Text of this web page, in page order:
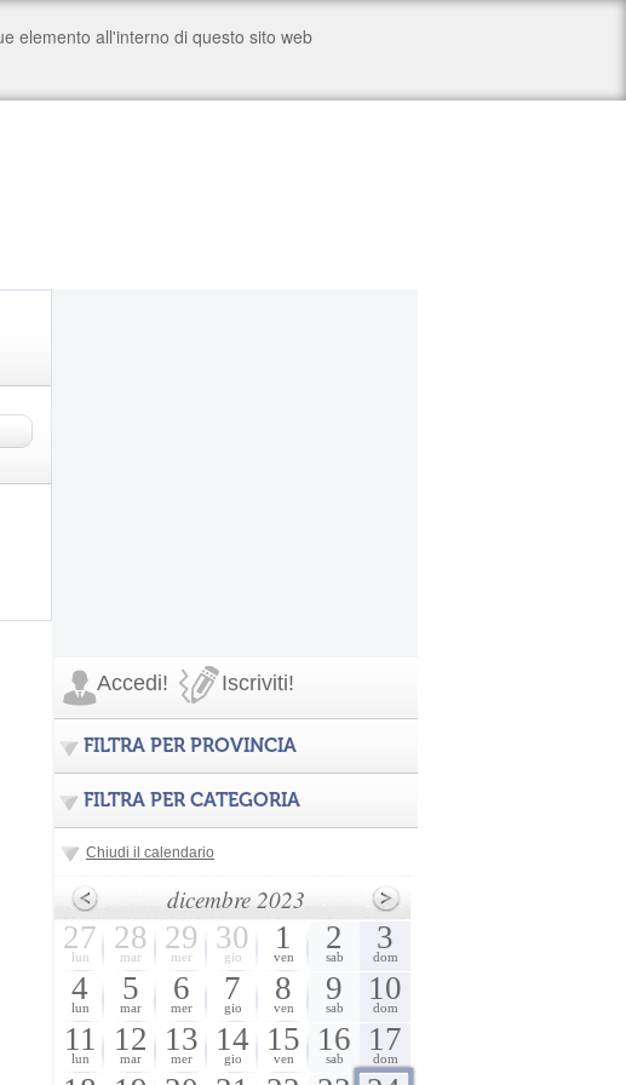
Accedi! Iscriviti!
FILTRA PER PROVINCIA
FILTRA PER CATEGORIA
Chiudi il calendario
dicembre 2023
27
lun
28
mar
29
mer
30
gio
1
ven
2
sab
3
dom
4
lun
5
mar
6
mer
7
gio
8
ven
9
sab
10
dom
11
lun
12
mar
13
mer
14
gio
15
ven
16
sab
17
dom